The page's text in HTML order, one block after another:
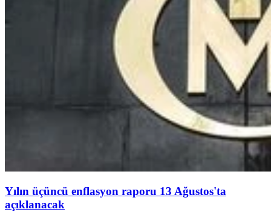
Yılın üçüncü enflasyon raporu 13 Ağustos'ta
açıklanacak